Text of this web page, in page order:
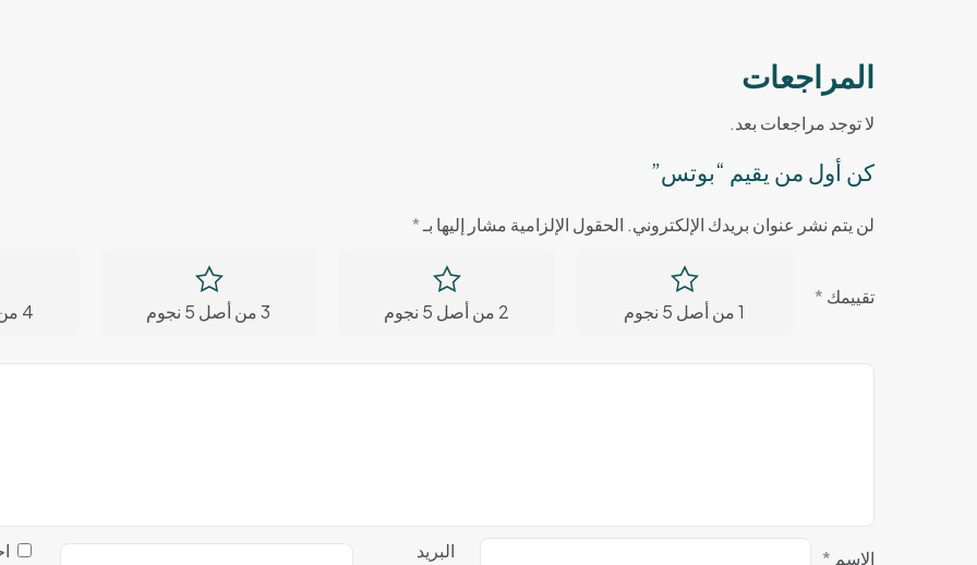
المراجعات
لا توجد مراجعات بعد.
كن أول من يقيم “بوتس”
لن يتم نشر عنوان بريدك الإلكتروني. الحقول الإلزامية مشار إليها بـ*
تقييمك *
1 من أصل 5 نجوم 2 من أصل 5 نجوم 3 من أصل 5 نجوم 4 من أصل 5 نجوم
الاسم *
البريد